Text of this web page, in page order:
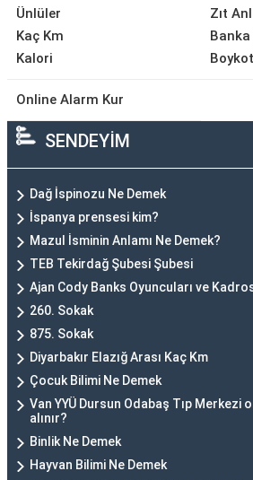
Ünlüler
Kaç Km
Kalori
Zıt
Online Alarm Kur
SENDEYİM
Dağ İspinozu Ne Demek
İspanya prensesi kim?
Mazul İsminin Anlamı Ne Demek?
TEB Tekirdağ Şubesi Şubesi
Ajan Cody Banks Oyuncuları ve
260. Sokak
875. Sokak
Diyarbakır Elazığ Arası Kaç Km
Çocuk Bilimi Ne Demek
Van YYÜ Dursun Odabaş Tıp Merkezi
alınır?
Binlik Ne Demek
Hayvan Bilimi Ne Demek